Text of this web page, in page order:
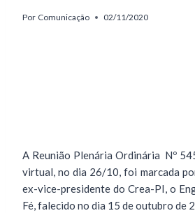
Por Comunicação 02/11/2020
A Reunião Plenária Ordinária Nº
virtual, no dia 26/10, foi marcada
ex-vice-presidente do Crea-PI, o
Fé, falecido no dia 15 de outubro de